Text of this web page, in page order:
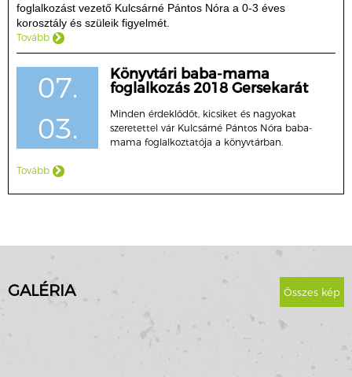
foglalkozást vezető Kulcsárné Pántos Nóra a 0-3 éves
korosztály és szüleik figyelmét.
Tovább
07.
03.
Könyvtári baba-mama
foglalkozás 2018 Gersekarát
Minden érdeklődőt, kicsiket és nagyokat
szeretettel vár Kulcsárné Pántos Nóra baba-
mama foglalkoztatója a könyvtárban.
Tovább
GALÉRIA Összes kép